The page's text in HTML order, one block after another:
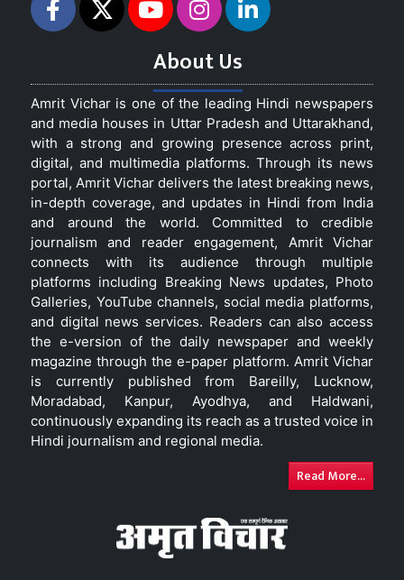
About Us
Amrit Vichar is one of the leading Hindi newspapers
and media houses in Uttar Pradesh and Uttarakhand,
with a strong and growing presence across print,
digital, and multimedia platforms. Through its news
portal, Amrit Vichar delivers the latest breaking news,
in-depth coverage, and updates in Hindi from India
and around the world. Committed to credible
journalism and reader engagement, Amrit Vichar
connects with its audience through multiple
platforms including Breaking News updates, Photo
Galleries, YouTube channels, social media platforms,
and digital news services. Readers can also access
the e-version of the daily newspaper and weekly
magazine through the e-paper platform. Amrit Vichar
is currently published from Bareilly, Lucknow,
Moradabad, Kanpur, Ayodhya, and Haldwani,
continuously expanding its reach as a trusted voice in
Hindi journalism and regional media.
Read More...